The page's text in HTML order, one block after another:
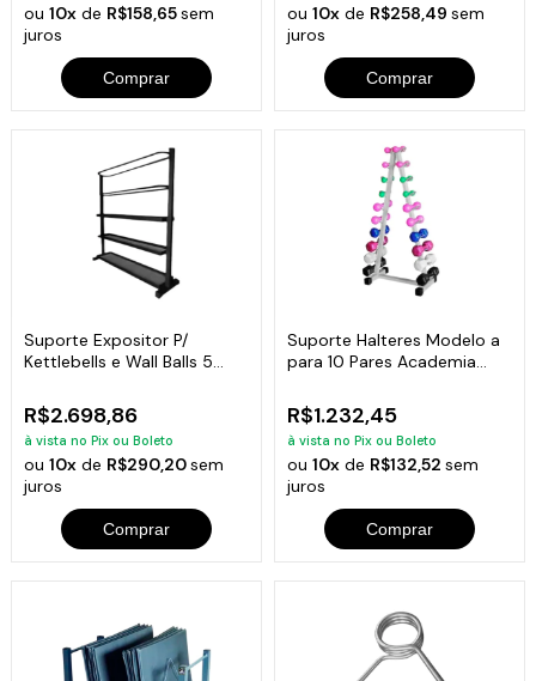
ou10x de R$158,65sem
juros
Comprar
ou 10xde R$258,49 sem
juros
Comprar
Suporte Expositor P/
Kettlebells e Wall Balls 5
R$2.698,86
à vista no Pix ou Boleto
ou10x de R$290,20sem
juros
Comprar
Suporte Halteres Modelo a
para 10 Pares Academia
R$1.232,45
à vista no Pix ou Boleto
ou 10xde R$132,52 sem
juros
Comprar